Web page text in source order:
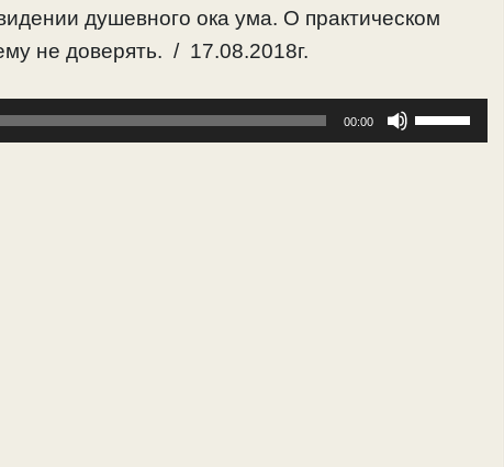
душевного ока ума. О практическом
не доверять. / 17.08.2018г.
00:00
клавиши